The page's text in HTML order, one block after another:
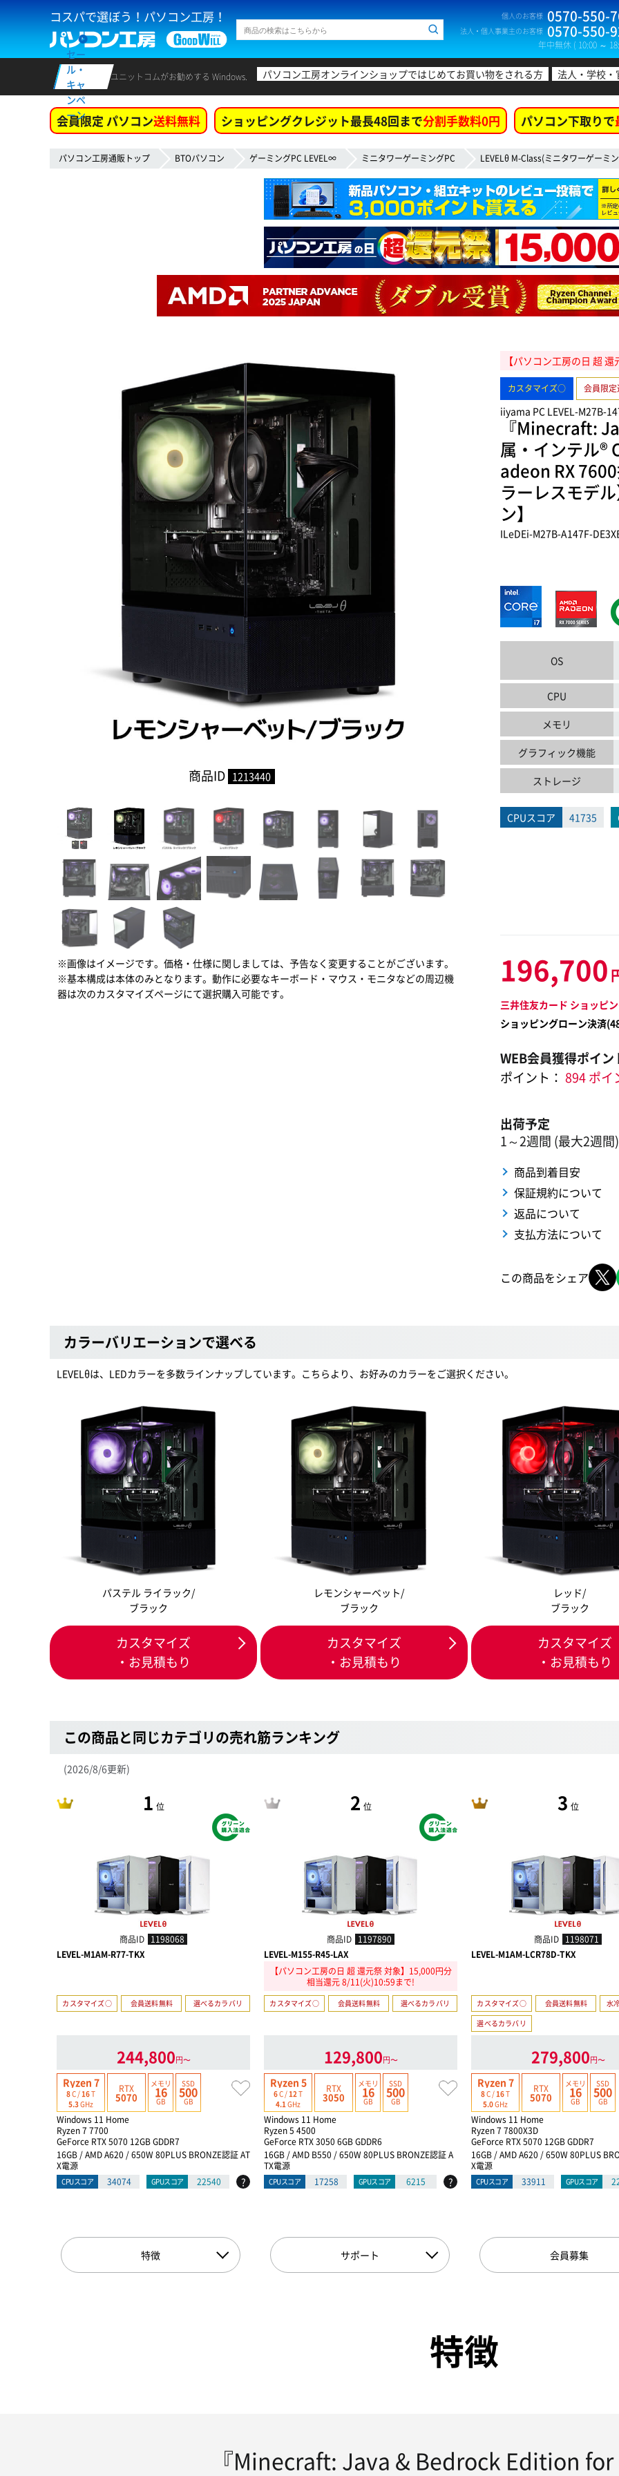
コスパで選ぼう！パソコン工房！ 個人のお客様 0570-550-
法人・個人事業主のお客様 0570-550-
年中無休 ( 10:00 ～
セー
ル・
キャ
ンペ
ーン
ユニットコムがお勧めする Windows. パソコン工房オンラインショップではじめてお買い物をされる方 法人・学校
会員限定 パソコン送料無料 ショッピングクレジット最長48回まで分割手数料0円 パソコン下取りで
パソコン工房通販トップ BTOパソコン ゲーミングPC LEVEL∞ ミニタワーゲーミングPC LEVELθ M-Class(ミニタワーゲーミ
商品ID 1213440
※画像はイメージです。価格・仕様に関しましては、予告なく変更することがございます。
※基本構成は本体のみとなります。動作に必要なキーボード・マウス・モニタなどの周辺機
器は次のカスタマイズページにて選択購入可能です。
【パソコン工房の日 超
カスタマイズ○ 会員限
iiyama PC LEVEL-M27B-
『Minecraft:
属・インテル®
adeon RX
ラーレスモデ
ン】
ILeDEi-M27B-A147F-
OS
CPU
メモリ
グラフィック機能
ストレージ
CPUスコア 41735
196,700
三井住友カード ショッピ
ショッピングローン決済(
WEB会員獲得ポイン
ポイント： 894 ポイ
出荷予定
1～2週間 (最大2週間)
商品到着目安
保証規約について
返品について
支払方法について
この商品をシェア
カラーバリエーションで選べる
LEVELθは、LEDカラーを多数ラインナップしています。こちらより、お好みのカラーをご選択ください。
パステル ライラック/
ブラック
カスタマイズ
・お見積もり
レモンシャーベット/
ブラック
カスタマイズ
・お見積もり
レッド/
ブラック
カスタマイズ
・お見積もり
この商品と同じカテゴリの売れ筋ランキング
(2026/8/6更新)
1 位
商品ID 1198068
LEVEL-M1AM-R77-TKX
カスタマイズ○ 会員送料無料 選べるカラバリ
244,800円〜
Ryzen 7
8C /16T
5.3GHz
RTX
5070
メモリ
16
GB
SSD
500
GB
Windows 11 Home
Ryzen 7 7700
GeForce RTX 5070 12GB GDDR7
16GB / AMD A620 / 650W 80PLUS BRONZE認証 AT
X電源
CPUスコア 34074 GPUスコア 22540 ?
2 位
商品ID 1197890
LEVEL-M155-R45-LAX
【パソコン工房の日 超 還元祭 対象】15,000円分
相当還元 8/11(火)10:59まで!
カスタマイズ○ 会員送料無料 選べるカラバリ
129,800円〜
Ryzen 5
6C /12T
4.1 GHz
RTX
3050
メモリ
16
GB
SSD
500
GB
Windows 11 Home
Ryzen 5 4500
GeForce RTX 3050 6GB GDDR6
16GB / AMD B550 / 650W 80PLUS BRONZE認証 A
TX電源
CPUスコア 17258 GPUスコア 6215 ?
3 位
商品ID 1198071
LEVEL-M1AM-LCR78D-TKX
カスタマイズ○ 会員送料無料
水
選べるカラバリ
279,800円〜
Ryzen 7
8C /16T
5.0GHz
RTX
5070
メモリ
16
GB
SSD
500
GB
Windows 11 Home
Ryzen 7 7800X3D
GeForce RTX 5070 12GB GDDR7
16GB / AMD A620 / 650W 80PLUS
X電源
CPUスコア 33911 GPUスコア
特徴 サポート 会員募集
特徴
『Minecraft: Java & Bedrock Edition for